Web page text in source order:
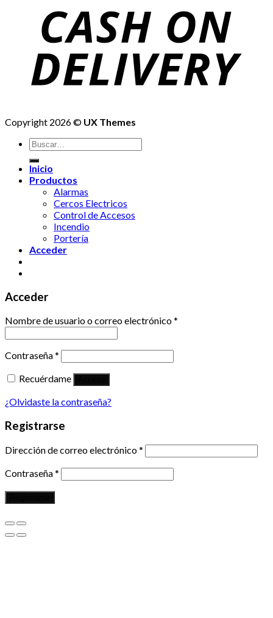
Copyright 2026 © UX Themes
Buscar
por:
Inicio
Productos
Alarmas
Cercos Electricos
Control de Accesos
Incendio
Portería
Acceder
Acceder
Nombre de usuario o correo electrónico*
Contraseña*
Recuérdame
¿Olvidaste la contraseña?
Registrarse
Dirección de correo electrónico*
Contraseña*